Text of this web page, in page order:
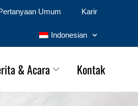
Umum Karir
Indonesian
& Acara Kontak